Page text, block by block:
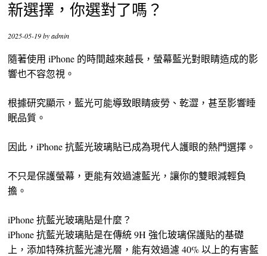
新選擇，你選對了嗎？
2025-05-19byadmin
隨著使用 iPhone 的時間越來越長，螢幕藍光對眼睛造成的影
響也不容忽視。
根據研究顯示，藍光可能導致眼睛疲勞、乾澀，甚至影響睡
眠品質。
因此，iPhone 抗藍光玻璃貼已成為現代人護眼的熱門選擇。
不只是保護螢幕，更能有效過濾藍光，讓你的雙眼減輕負
擔。
iPhone 抗藍光玻璃貼是什麼？
iPhone 抗藍光玻璃貼是在傳統 9H 強化玻璃保護貼的基礎
上，添加特殊抗藍光濾光層，能有效過濾 40% 以上的有害藍